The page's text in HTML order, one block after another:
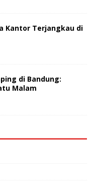
Kantor Terjangkau di
di Bandung:
Malam